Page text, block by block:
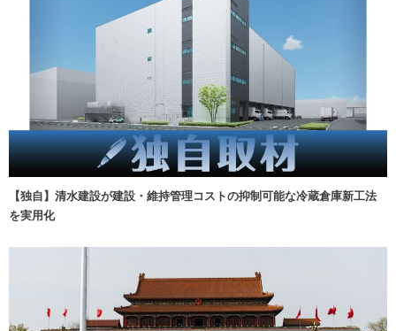
【独自】清水建設が建設・維持管理コストの抑制可能な冷蔵倉庫新工法
を実用化